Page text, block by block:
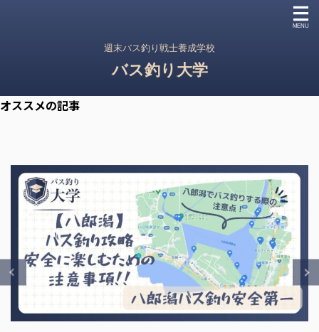
週末バス釣り戦士養成学校
バス釣り大学
オススメの記事